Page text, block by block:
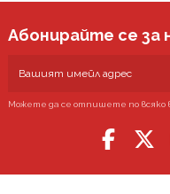
Абонирайте се за
Можете да се отпишете по всяко